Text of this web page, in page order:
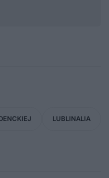
LUBLINALIA